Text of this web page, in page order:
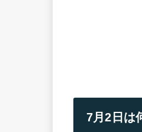
7月2日は